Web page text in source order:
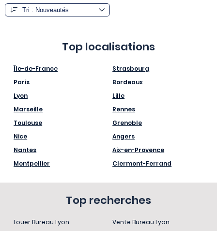
Top localisations
Île-de-France
Paris
Lyon
Marseille
Toulouse
Nice
Nantes
Montpellier
Strasbourg
Bordeaux
Lille
Rennes
Grenoble
Angers
Aix-en-Provence
Clermont-Ferrand
Top recherches
Louer Bureau Lyon
Vente Bureau Lyon